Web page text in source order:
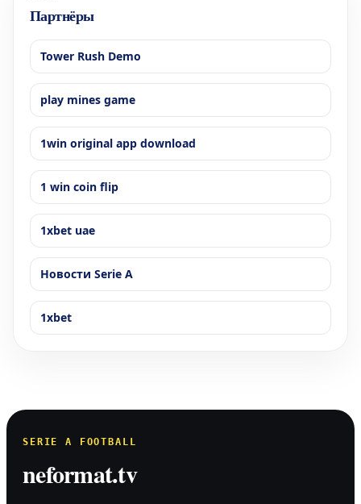
Партнёры
Tower Rush Demo
play mines game
1win original app download
1 win coin flip
1xbet uae
Новости Serie A
1xbet
SERIE A FOOTBALL
neformat.tv